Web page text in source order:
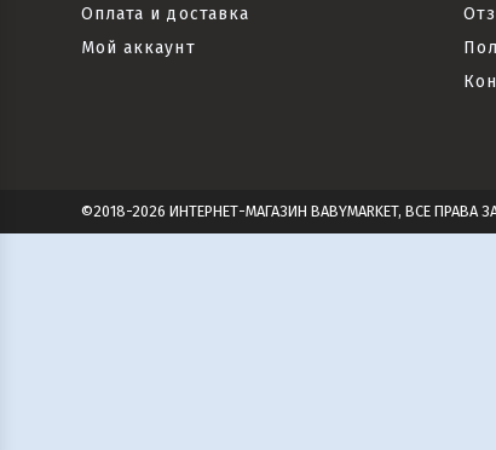
Оплата и доставка
Мой аккаунт
©2018-2026 ИНТЕРНЕТ-МАГАЗИН BABYMARKET, ВСЕ